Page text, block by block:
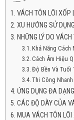
VÁCH TÔN LÕI XỐP
XU HƯỚNG SỬ
NHỮNG LÝ DO
Khả Năng
Cách Âm Hiệu
Độ Bền Và Tuổi
Thi Công
ỨNG DỤNG ĐA
CÁC ĐỘ DÀY CỦA
MUA VÁCH TÔN